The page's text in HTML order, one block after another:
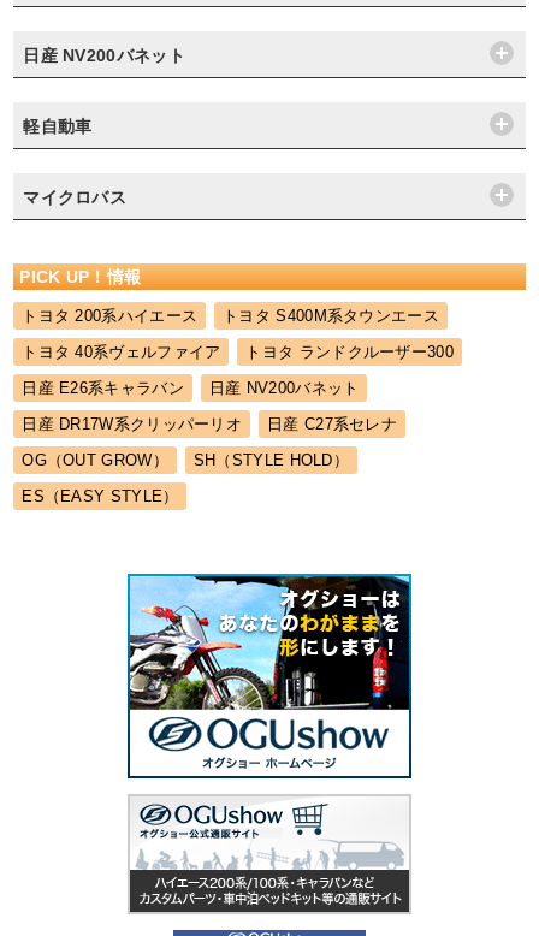
日産 NV200バネット
軽自動車
マイクロバス
PICK UP！情報
トヨタ 200系ハイエース
トヨタ S400M系タウンエース
トヨタ 40系ヴェルファイア
トヨタ ランドクルーザー300
日産 E26系キャラバン
日産 NV200バネット
日産 DR17W系クリッパーリオ
日産 C27系セレナ
OG（OUT GROW）
SH（STYLE HOLD）
ES（EASY STYLE）